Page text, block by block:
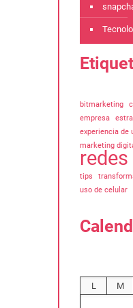
bitmarketing
empresa
experiencia de
marketing
tips
uso de celular
L M